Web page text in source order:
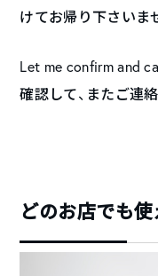
けてお帰り下さいま
Let me confirm and
確認して、またご連
どのお店でも